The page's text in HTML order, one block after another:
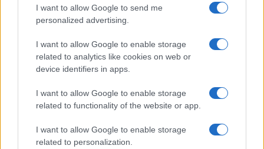
I want to allow Google to send me
personalized advertising.
I want to allow Google to enable storage
related to analytics like cookies on web or
device identifiers in apps.
I want to allow Google to enable storage
related to functionality of the website or app.
I want to allow Google to enable storage
related to personalization.
Quando il gioco di squadra insegna a vivere: calcio, storia e
valore educativo
NEWS